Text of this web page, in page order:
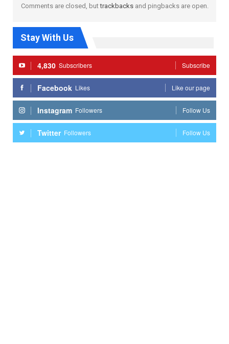
Comments are closed, buttrackbacksand pingbacks are open.
Stay With Us
4,830 Subscribers Subscribe
Facebook Likes Like our page
Instagram Followers Follow Us
Twitter Followers Follow Us